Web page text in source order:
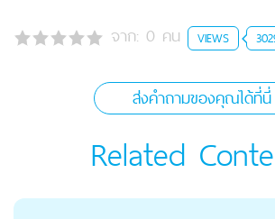
จาก: 0 คน VIEWS
ส่งคำถามของคุณได้ที่นี่
Related